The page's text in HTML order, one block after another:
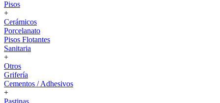
Pisos
+
Cerámicos
Porcelanato
Pisos Flotantes
Sanitaria
+
Otros
Grifería
Cementos / Adhesivos
+
Pastinas